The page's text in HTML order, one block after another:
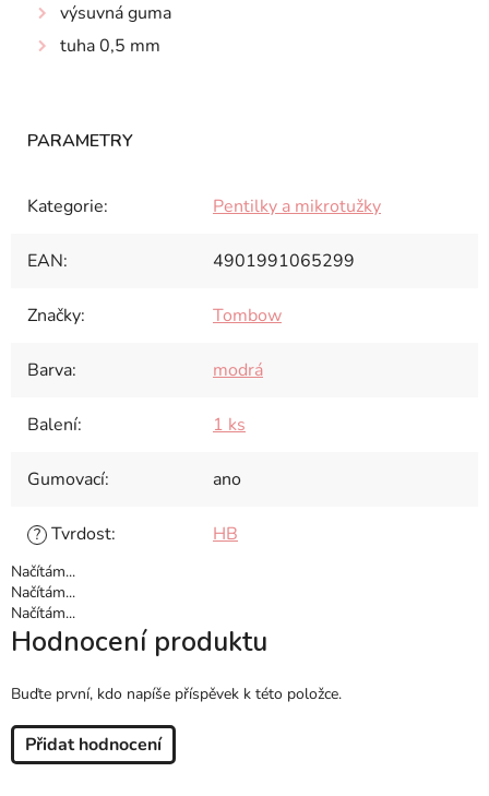
výsuvná guma
tuha 0,5 mm
Kategorie: Pentilky a mikrotužky
EAN: 4901991065299
Značky: Tombow
Barva: modrá
Balení: 1 ks
Gumovací: ano
? Tvrdost: HB
Načítám...
Načítám...
Načítám...
Hodnocení produktu
Buďte první, kdo napíše příspěvek k této položce.
Přidat hodnocení